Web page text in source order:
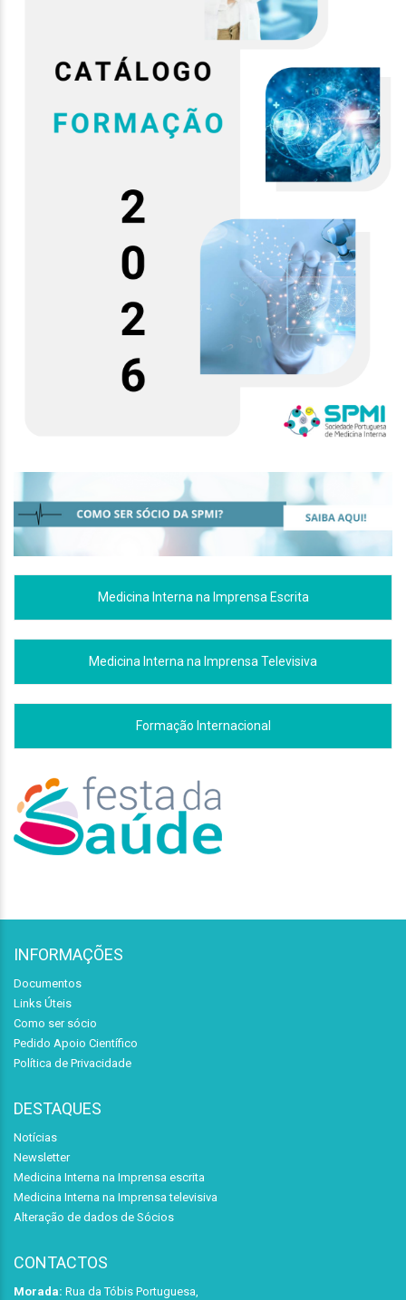
Medicina Interna na Imprensa Escrita
Medicina Interna na Imprensa Televisiva
Formação Internacional
INFORMAÇÕES
Documentos
Links Úteis
Como ser sócio
Pedido Apoio Científico
Política de Privacidade
DESTAQUES
Notícias
Newsletter
Medicina Interna na Imprensa escrita
Medicina Interna na Imprensa televisiva
Alteração de dados de Sócios
CONTACTOS
Morada: Rua da Tóbis Portuguesa,